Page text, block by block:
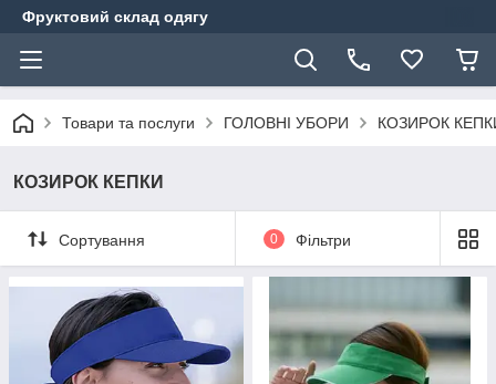
Фруктовий склад одягу
Товари та послуги ГОЛОВНІ УБОРИ КОЗИРОК
КОЗИРОК КЕПКИ
Сортування 0 Фільтри